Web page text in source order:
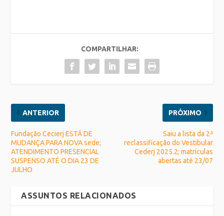
COMPARTILHAR:
ANTERIOR
Fundação Cecierj ESTÁ DE
MUDANÇA PARA NOVA sede;
ATENDIMENTO PRESENCIAL
SUSPENSO ATÉ O DIA 23 DE
JULHO
PRÓXIMO
Saiu a lista da 2ª
reclassificação do Vestibular
Cederj 2025.2; matrículas
abertas até 23/07
ASSUNTOS RELACIONADOS